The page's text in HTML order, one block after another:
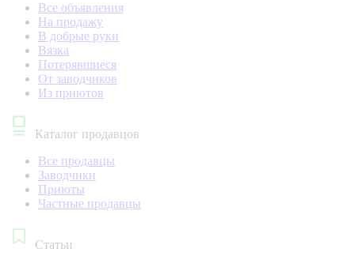
Все объявления
На продажу
В добрые руки
Вязка
Потерявшиеся
От заводчиков
Из приютов
Каталог продавцов
Все продавцы
Заводчики
Приюты
Частные продавцы
Статьи